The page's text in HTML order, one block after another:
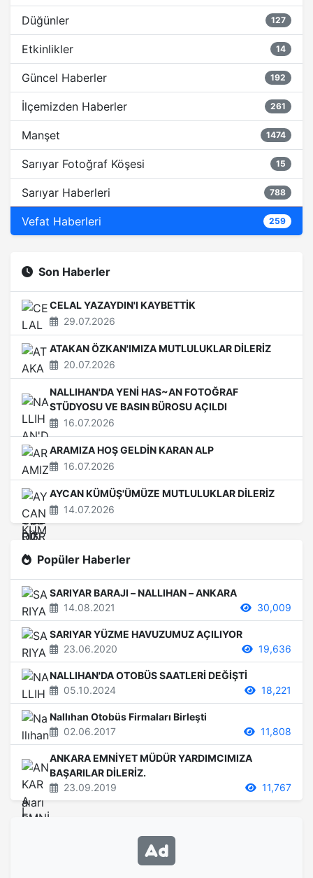
Düğünler 127
Etkinlikler 14
Güncel Haberler 192
İlçemizden Haberler 261
Manşet 1474
Sarıyar Fotoğraf Köşesi 15
Sarıyar Haberleri 788
Vefat Haberleri 259
Son Haberler
CELAL YAZAYDIN'I KAYBETTİK
29.07.2026
ATAKAN ÖZKAN'IMIZA MUTLULUKLAR DİLERİZ
20.07.2026
NALLIHAN'DA YENİ HAS~AN FOTOĞRAF
STÜDYOSU VE BASIN BÜROSU AÇILDI
16.07.2026
ARAMIZA HOŞ GELDİN KARAN ALP
16.07.2026
AYCAN KÜMÜŞ'ÜMÜZE MUTLULUKLAR DİLERİZ
14.07.2026
Popüler Haberler
SARIYAR BARAJI – NALLIHAN – ANKARA
14.08.2021
30,009
SARIYAR YÜZME HAVUZUMUZ AÇILIYOR
23.06.2020
19,636
NALLIHAN'DA OTOBÜS SAATLERİ DEĞİŞTİ
05.10.2024
18,221
Nallıhan Otobüs Firmaları Birleşti
02.06.2017
11,808
ANKARA EMNİYET MÜDÜR YARDIMCIMIZA
BAŞARILAR DİLERİZ.
23.09.2019
11,767